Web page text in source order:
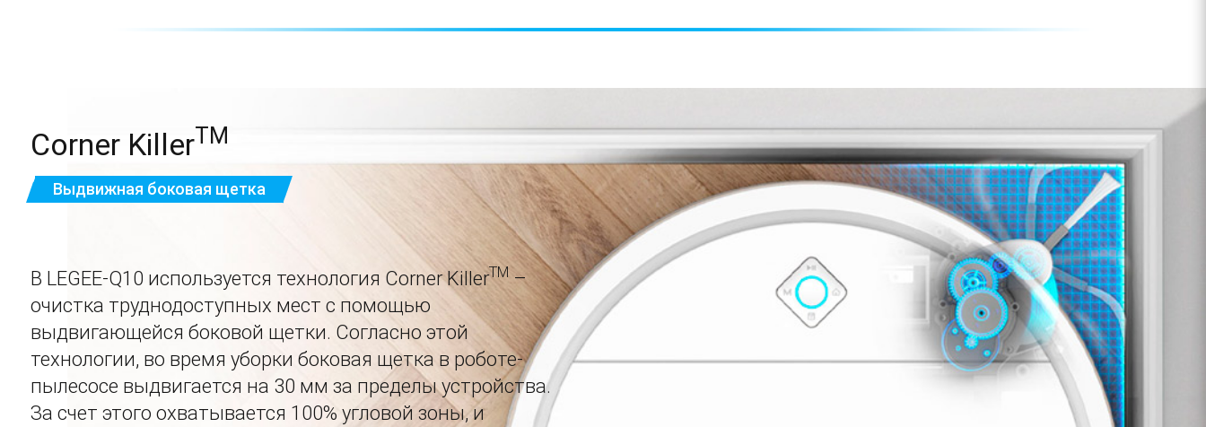
Corner KillerTM
Выдвижная боковая щетка
В LEGEE-Q10 используется технология Corner KillerTM –
очистка труднодоступных мест с помощью
выдвигающейся боковой щетки. Согласно этой
технологии, во время уборки боковая щетка в роботе-
пылесосе выдвигается на 30 мм за пределы устройства.
За счет этого охватывается 100% угловой зоны, и